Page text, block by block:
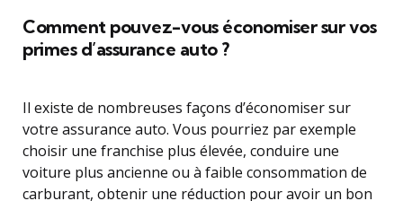
Comment pouvez-vous économiser sur vos
primes d’assurance auto ?
Il existe de nombreuses façons d’économiser sur
votre assurance auto. Vous pourriez par exemple
choisir une franchise plus élevée, conduire une
voiture plus ancienne ou à faible consommation de
carburant, obtenir une réduction pour avoir un bon